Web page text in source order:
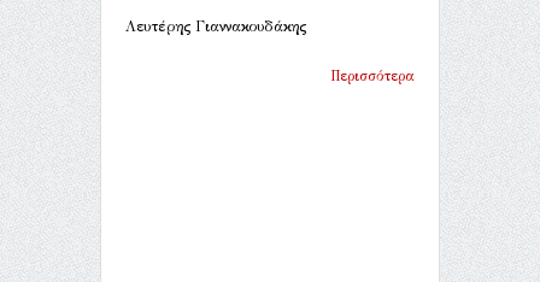
Λευτέρης Γιαννακουδάκης
Περισσότερα